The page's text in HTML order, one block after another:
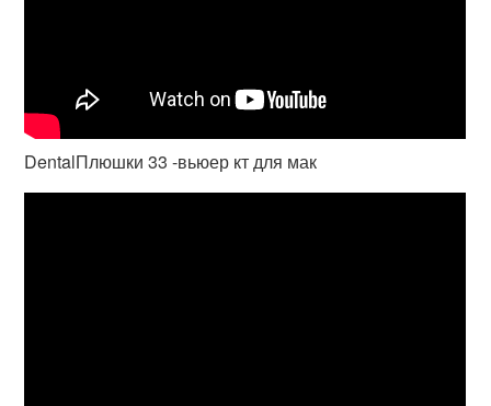
DentalПлюшки 33 -вьюер кт для мак